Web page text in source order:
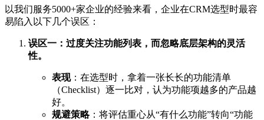
以我们服务5000+家企业的经验来看，企业在CRM选型时最容
易陷入以下几个误区：
误区一：过度关注功能列表，而忽略底层架构的灵活
性。
表现：在选型时，拿着一张长长的功能清单
（Checklist）逐一比对，认为功能项越多的产品越
好。
规避策略：将评估重心从“有什么功能”转向“功能